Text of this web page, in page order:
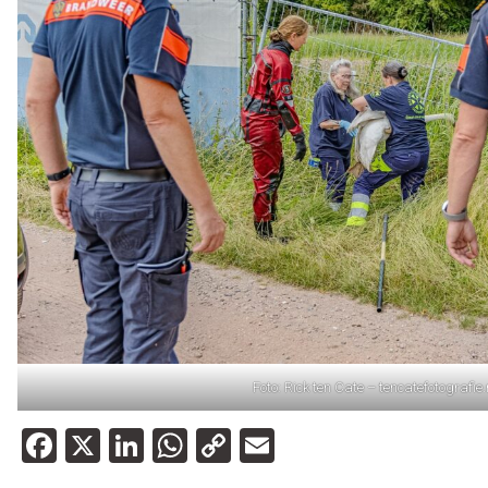
Foto: Rick ten Cate –
Facebook
X LinkedIn
WhatsApp
Copy